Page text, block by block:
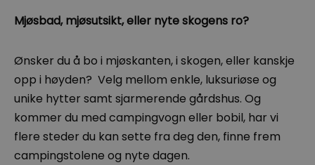
Mjøsbad, mjøsutsikt, eller nyte skogens ro?
Ønsker du å bo i mjøskanten, i skogen, eller kanskje
opp i høyden? Velg mellom enkle, luksuriøse og
unike hytter samt sjarmerende gårdshus. Og
kommer du med campingvogn eller bobil, har vi
flere steder du kan sette fra deg den, finne frem
campingstolene og nyte dagen.